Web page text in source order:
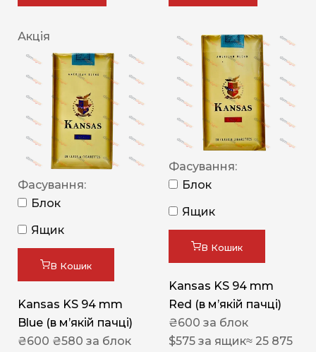
Акція
Фасування:
Блок
Ящик
В Кошик
Kansas KS 94 mm
Blue (в мʼякій пачці)
₴600 ₴580 за блок
Фасування:
Блок
Ящик
В Кошик
Kansas KS 94 mm
Red (в мʼякій пачці)
₴600 за блок
$575 за ящик≈ 25 875